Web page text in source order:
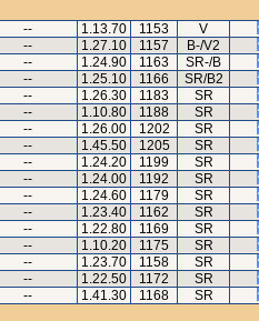
-- 1.13.70 1153
V
-- 1.27.10 1157
B-/V2
-- 1.24.90 1163
SR-/B
-- 1.25.10 1166
SR/B2
-- 1.26.30 1183
SR
-- 1.10.80 1188
SR
-- 1.26.00 1202
SR
-- 1.45.50 1205
SR
-- 1.24.20 1199
SR
-- 1.24.00 1192
SR
-- 1.24.60 1179
SR
-- 1.23.40 1162
SR
-- 1.22.80 1169
SR
-- 1.10.20 1175
SR
-- 1.23.70 1158
SR
-- 1.22.50 1172
SR
-- 1.41.30 1168
SR